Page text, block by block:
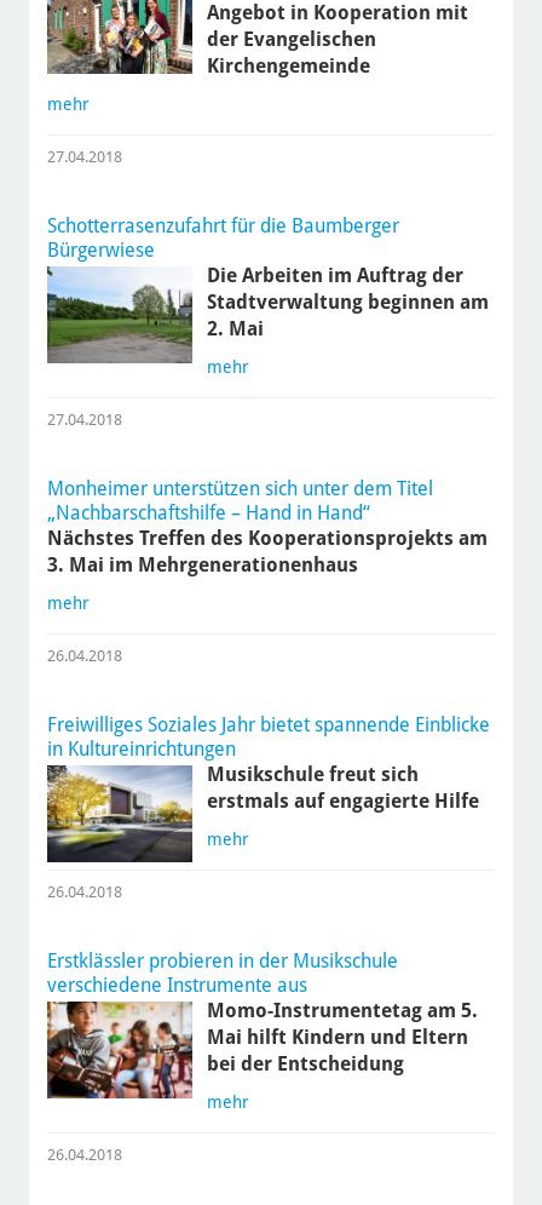
Angebot in Kooperation mit
der Evangelischen
Kirchengemeinde
mehr
27.04.2018
Schotterrasenzufahrt für die Baumberger
Bürgerwiese
Die Arbeiten im Auftrag der
Stadtverwaltung beginnen am
2. Mai
mehr
27.04.2018
Monheimer unterstützen sich unter dem Titel
„Nachbarschaftshilfe – Hand in Hand“
Nächstes Treffen des Kooperationsprojekts am
3. Mai im Mehrgenerationenhaus
mehr
26.04.2018
Freiwilliges Soziales Jahr bietet spannende Einblicke
in Kultureinrichtungen
Musikschule freut sich
erstmals auf engagierte Hilfe
mehr
26.04.2018
Erstklässler probieren in der Musikschule
verschiedene Instrumente aus
Momo-Instrumentetag am 5.
Mai hilft Kindern und Eltern
bei der Entscheidung
mehr
26.04.2018